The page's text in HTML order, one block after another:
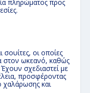
πληρώματος προς
σουίτες, οι οποίες
στον ωκεανό, καθώς
Έχουν σχεδιαστεί με
προσφέροντας
χαλάρωσης και